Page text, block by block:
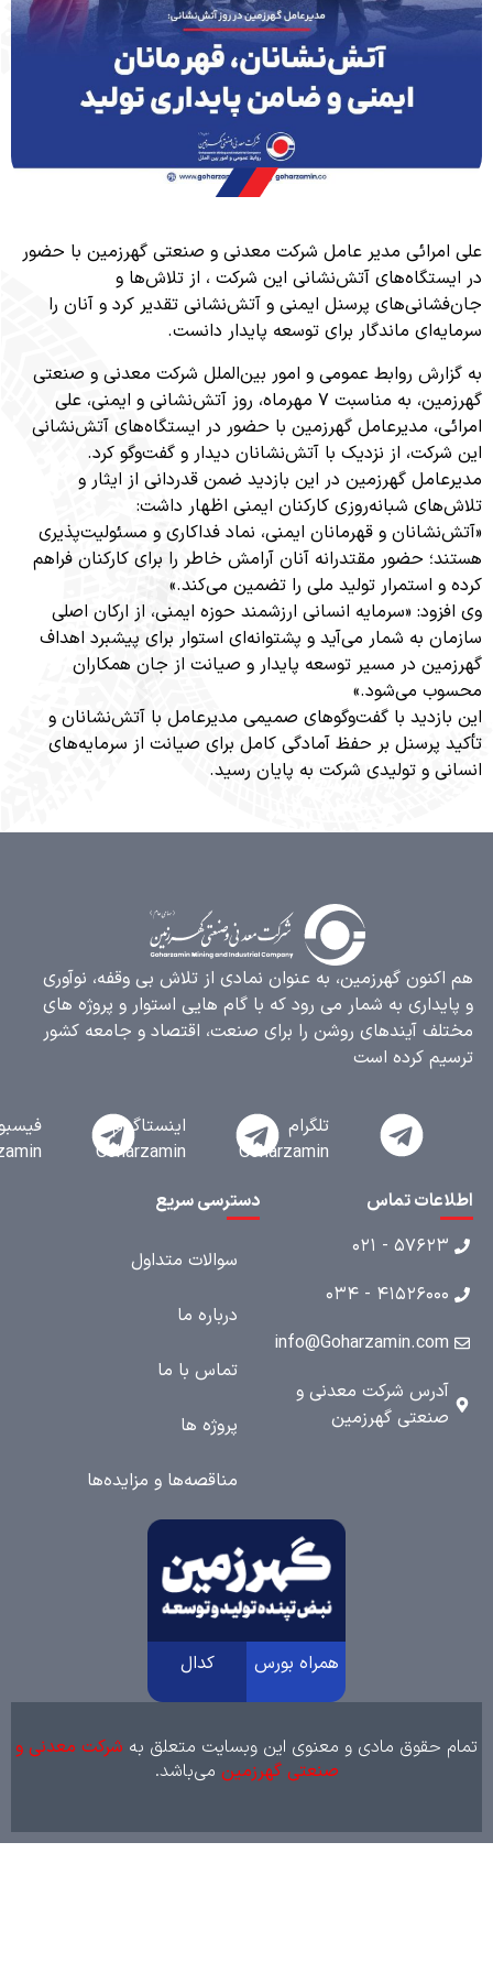
مدیر عامل شرکت معدنی و صنعتی گهرزمین با حضور
آتش‌نشانی این شرکت ، از تلاش‌ها و
پرسنل ایمنی و آتش‌نشانی تقدیر کرد و آنان را
ماندگار برای توسعه پایدار دانست.
روابط عمومی و امور بین‌الملل شرکت معدنی و صنعتی
گهرزمین، به مناسبت ۷ مهرماه، روز آتش‌نشانی و ایمنی، علی
مدیرعامل گهرزمین با حضور در ایستگاه‌های آتش‌نشانی
از نزدیک با آتش‌نشانان دیدار و گفت‌وگو کرد.
گهرزمین در این بازدید ضمن قدردانی از ایثار و
شبانه‌روزی کارکنان ایمنی اظهار داشت:
و قهرمانان ایمنی، نماد فداکاری و مسئولیت‌پذیری
حضور مقتدرانه آنان آرامش خاطر را برای کارکنان فراهم
استمرار تولید ملی را تضمین می‌کند.»
«سرمایه انسانی ارزشمند حوزه ایمنی، از ارکان اصلی
به شمار می‌آید و پشتوانه‌ای استوار برای پیشبرد اهداف
در مسیر توسعه پایدار و صیانت از جان همکاران
می‌شود.»
با گفت‌وگوهای صمیمی مدیرعامل با آتش‌نشانان و
پرسنل بر حفظ آمادگی کامل برای صیانت از سرمایه‌های
و تولیدی شرکت به پایان رسید.
گهرزمین، به عنوان نمادی از تلاش بی وقفه، نوآوری
به شمار می رود که با گام هایی استوار و پروژه های
آیندهای روشن را برای صنعت، اقتصاد و جامعه کشور
کرده است
Goharzamin
اینستاگرام
Goharzamin
فیسبوک
Goharzamin
تماس
- ۰۲۱
- ۰۳۴
شرکت معدنی و
گهرزمین
دسترسی سریع
سوالات متداول
درباره ما
تماس با ما
پروژه ها
مناقصه‌ها و مزایده‌ها
همراه بورس کدال
حقوق مادی و معنوی این وبسایت متعلق بهشرکت معدنی و
صنعتی گهرزمین می‌باشد.